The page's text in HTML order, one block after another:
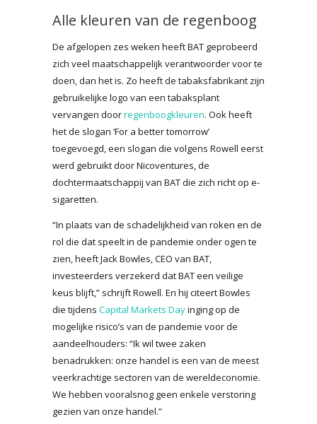
Alle kleuren van de regenboog
De afgelopen zes weken heeft BAT geprobeerd
zich veel maatschappelijk verantwoorder voor te
doen, dan het is. Zo heeft de tabaksfabrikant zijn
gebruikelijke logo van een tabaksplant
vervangen doorregenboogkleuren. Ook heeft
het de slogan ‘For a better tomorrow’
toegevoegd, een slogan die volgens Rowell eerst
werd gebruikt door Nicoventures, de
dochtermaatschappij van BAT die zich richt op e-
sigaretten.
“In plaats van de schadelijkheid van roken en de
rol die dat speelt in de pandemie onder ogen te
zien, heeft Jack Bowles, CEO van BAT,
investeerders verzekerd dat BAT een veilige
keus blijft,” schrijft Rowell. En hij citeert Bowles
die tijdens Capital Markets Dayinging op de
mogelijke risico’s van de pandemie voor de
aandeelhouders: “Ik wil twee zaken
benadrukken: onze handel is een van de meest
veerkrachtige sectoren van de wereldeconomie.
We hebben vooralsnog geen enkele verstoring
gezien van onze handel.”